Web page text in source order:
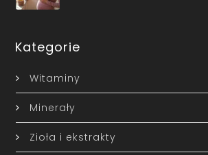
Kategorie
Witaminy
Minerały
Zioła i ekstrakty